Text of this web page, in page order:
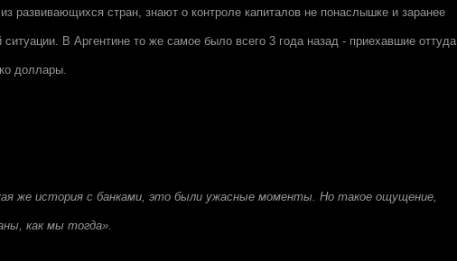
развивающихся стран, знают о контроле капиталов не понаслышке и заранее
ситуации. В Аргентине то же самое было всего 3 года назад - приехавшие оттуда
доллары.
же история с банками, это были ужасные моменты. Но такое ощущение,
как мы тогда».